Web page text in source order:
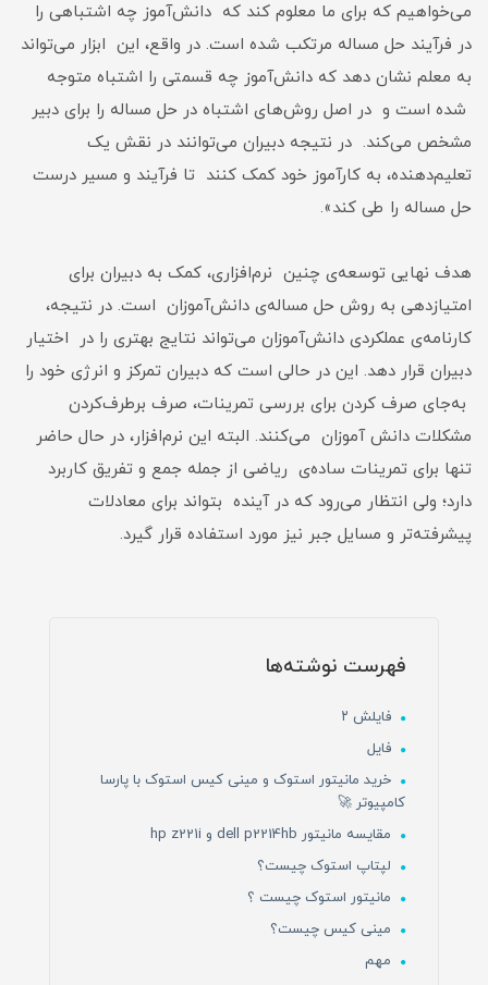
می‌خواهیم که برای ما معلوم کند که دانش‌آموز چه اشتباهی را
در فرآیند حل مساله مرتکب شده است. در واقع، این ابزار می‌تواند
به معلم نشان دهد که دانش‌آموز چه قسمتی را اشتباه متوجه
شده است و در اصل روش‌های اشتباه در حل مساله را برای دبیر
مشخص می‌کند. در نتیجه دبیران می‌توانند در نقش یک
تعلیم‌دهنده، به کارآموز خود کمک کنند تا فرآیند و مسیر درست
حل مساله را طی کند».
هدف نهایی توسعه‌ی چنین نرم‌افزاری، کمک به دبیران برای
امتیازدهی به روش حل مساله‌ی دانش‌آموزان است. در نتیجه،
کارنامه‌ی عملکردی دانش‌‌آموزان می‌تواند نتایج بهتری را در اختیار
دبیران قرار دهد. این در حالی است که دبیران تمرکز و انرژی خود را
به‌جای صرف کردن برای بررسی تمرینات، صرف برطرف‌کردن
مشکلات دانش‌ آموزان می‌کنند. البته این نرم‌افزار، در حال حاضر
تنها برای تمرینات ساد‌ه‌ی ریاضی از جمله جمع و تفریق کاربرد
دارد؛ ولی انتظار می‌رود که در آینده بتواند برای معادلات
پیشرفته‌تر و مسایل جبر نیز مورد استفاده قرار گیرد.
فهرست نوشته‌ها
فایلش ۲
فایل
خرید مانیتور استوک و مینی کیس استوک با پارسا
کامپیوتر 🚀
مقایسه مانیتور dell p2214hb و hp z221i
لپتاپ استوک چیست؟
مانیتور استوک چیست ؟
مینی کیس چیست؟
مهم